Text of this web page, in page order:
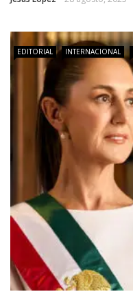
EDITORIAL INTERNACIONAL